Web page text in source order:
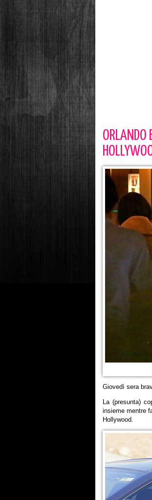
ORLANDO
Giovedì sera
La (presunta)
insieme mentre
Hollywood.